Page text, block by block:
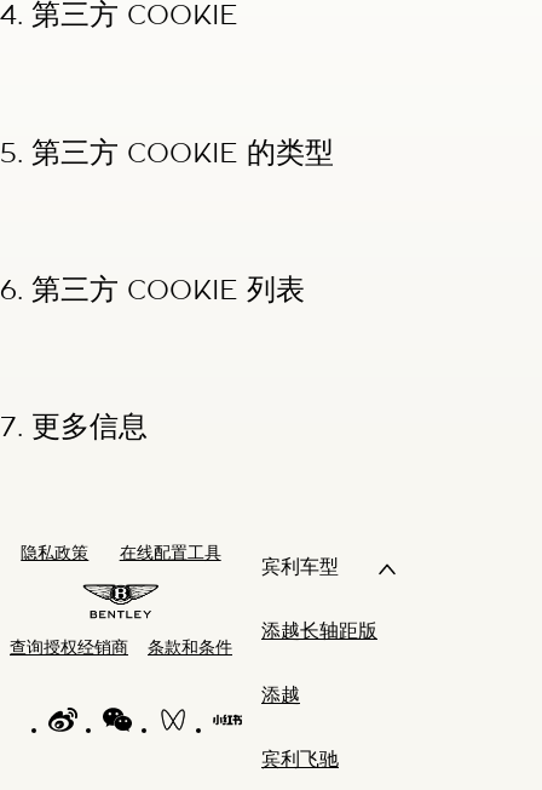
4. 第三方 COOKIE
5. 第三方 COOKIE 的类型
6. 第三方 COOKIE 列表
7. 更多信息
隐私政策 在线配置工具
查询授权经销商 条款和条件
WEIBO LOGO"WECHAT LOGO"
BENTLEY WECHAT CHANNELS"
BENTLEY REDNOTE CHANNEL"
宾利车型
添越长轴距版
添越
宾利飞驰